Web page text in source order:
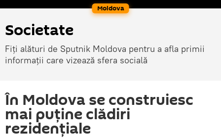
Moldova
Societate
Fiți alături de Sputnik Moldova pentru a afla primii
informații care vizează sfera socială
În Moldova se construiesc
mai puţine clădiri
rezidenţiale